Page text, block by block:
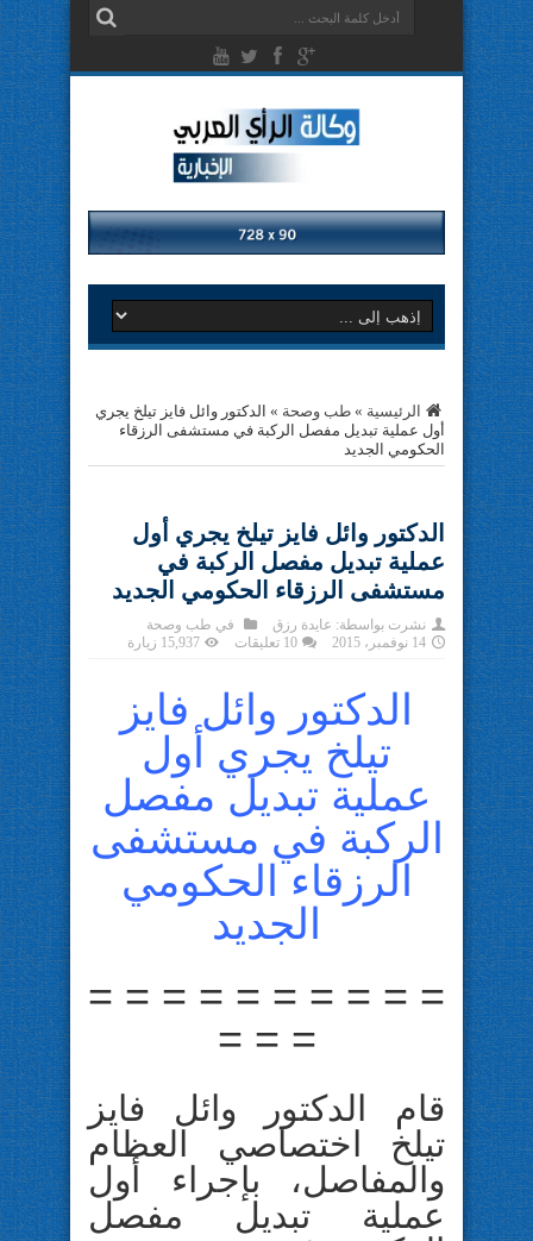
الرئيسية » طب وصحة » الدكتور وائل فايز تيلخ يجري
أول عملية تبديل مفصل الركبة في مستشفى الرزقاء
الحكومي الجديد
الدكتور وائل فايز تيلخ يجري أول
عملية تبديل مفصل الركبة في
مستشفى الرزقاء الحكومي الجديد
نشرت بواسطة: عايدة رزق في طب وصحة
14 نوفمبر، 2015
10 تعليقات 15,937 زيارة
الدكتور وائل فايز
تيلخ يجري أول
عملية تبديل مفصل
الركبة في مستشفى
الرزقاء الحكومي
الجديد
= = = = = = = = = =
= = =
قام الدكتور وائل فايز
تيلخ اختصاصي العظام
والمفاصل، بإجراء أول
عملية تبديل مفصل